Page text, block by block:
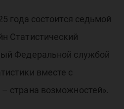
года состоится седьмой
Статистический
Федеральной службой
вместе с
страна возможностей».